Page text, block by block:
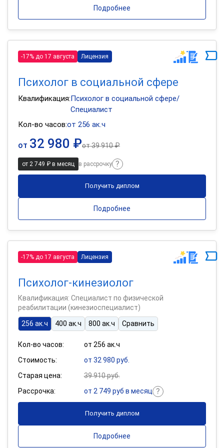
Подробнее
-17% до 17 августа Лицензия
Психолог в социальной сфере
Квалификация:Психолог в социальной сфере/
Специалист
Кол-во часов:от 256 ак.ч
от 32 980 ₽от39 910 ₽
от 2 749 ₽ в месяц в рассрочку
Получить диплом
Подробнее
-17% до 17 августа Лицензия
Психолог-кинезиолог
Квалификация: Специалист по физической
реабилитации (кинезиоспециалист)
256 ак.ч
400 ак.ч 800 ак.ч Сравнить
Кол-во часов:
от 256 ак.ч
Стоимость:
от 32 980 руб.
Старая цена:
39 910 руб.
Рассрочка:
от 2 749 руб в месяц
Получить диплом
Подробнее